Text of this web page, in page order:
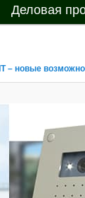
Деловая
– новые